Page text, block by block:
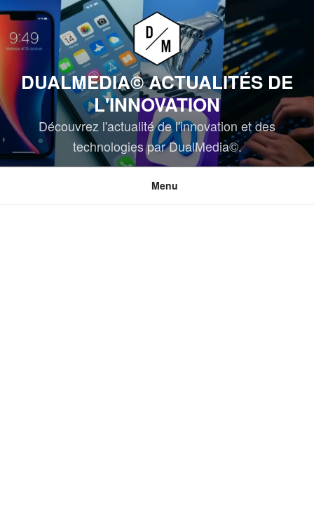
Aller
au
contenu
DUALMEDIA© ACTUALITÉS DE
L'INNOVATION
Découvrez l'actualité de l'innovation et des
technologies par DualMedia©.
Menu